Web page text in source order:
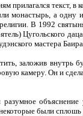
прилагался текст, в
монастырь, а
В 1992
Цугольского
мастера
заложив внутрь
камеру. Он и
разумное
были